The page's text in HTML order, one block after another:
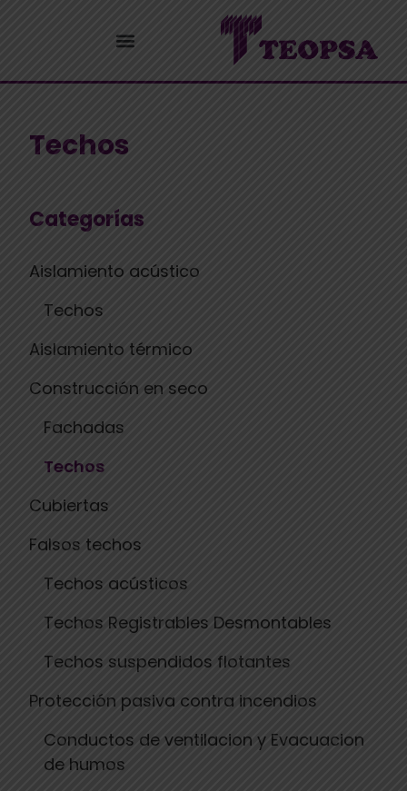
Techos
Categorías
Aislamiento acústico
Techos
Aislamiento térmico
Construcción en seco
Fachadas
Techos
Cubiertas
Falsos techos
Techos acústicos
Techos Registrables Desmontables
Techos suspendidos flotantes
Protección pasiva contra incendios
Conductos de ventilacion y Evacuacion
de humos